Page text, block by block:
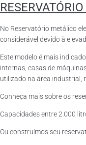
No Reservatório metálico
considerável devido à
Este modelo é mais
internas, casas de
utilizado na área industrial,
Conheça mais sobre os
Capacidades entre 2.000
Ou construímos seu